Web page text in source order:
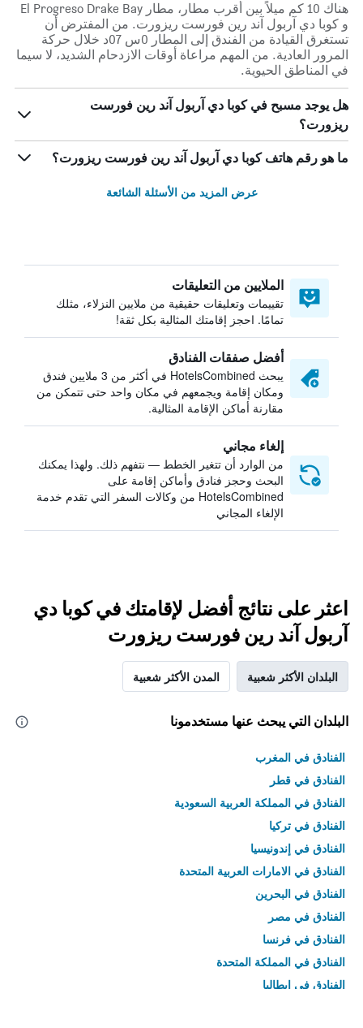
هناك 10 كم ميلاً بين أقرب مطار، مطار El Progreso Drake Bay
و كوبا دي آربول آند رين فورست ريزورت. من المفترض أن
تستغرق القيادة من الفندق إلى المطار 0س 07د خلال حركة
المرور العادية. من المهم مراعاة أوقات الازدحام الشديد، لا سيما
في المناطق الحيوية.
هل يوجد مسبح في كوبا دي آربول آند رين فورست
ريزورت؟
ما هو رقم هاتف كوبا دي آربول آند رين فورست ريزورت؟
عرض المزيد من الأسئلة الشائعة
الملايين من التعليقات
تقييمات وتعليقات حقيقية من ملايين النزلاء، مثلك
تمامًا. احجز إقامتك المثالية بكل ثقة!
أفضل صفقات الفنادق
يبحث HotelsCombined في أكثر من 3 ملايين فندق
ومكان إقامة ويجمعهم في مكان واحد حتى تتمكن من
مقارنة أماكن الإقامة المثالية.
إلغاء مجاني
من الوارد أن تتغير الخطط — نتفهم ذلك. ولهذا يمكنك
البحث وحجز فنادق وأماكن إقامة على
HotelsCombined من وكالات السفر التي تقدم خدمة
الإلغاء المجاني
اعثر على نتائج أفضل لإقامتك في كوبا دي
آربول آند رين فورست ريزورت
البلدان الأكثر شعبية المدن الأكثر شعبية
البلدان التي يبحث عنها مستخدمونا
الفنادق في المغرب
الفنادق في قطر
الفنادق في المملكة العربية السعودية
الفنادق في تركيا
الفنادق في إندونيسيا
الفنادق في الامارات العربية المتحدة
الفنادق في البحرين
الفنادق في مصر
الفنادق في فرنسا
الفنادق في المملكة المتحدة
الفنادق في إيطاليا